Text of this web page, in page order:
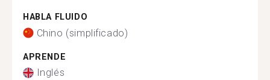
HABLA FLUIDO
Chino (simplificado)
APRENDE
Inglés